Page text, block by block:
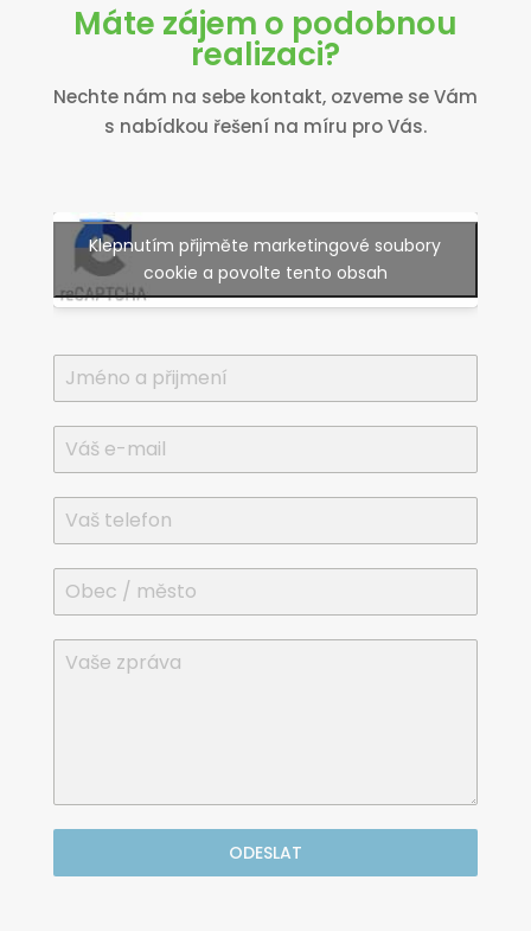
Máte zájem o podobnou
realizaci?
Nechte nám na sebe kontakt, ozveme se Vám
s nabídkou řešení na míru pro Vás.
Klepnutím přijměte marketingové soubory
cookie a povolte tento obsah
ODESLAT